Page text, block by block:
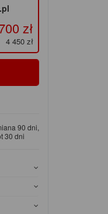
zł
4 450 zł
90 dni,
30 dni